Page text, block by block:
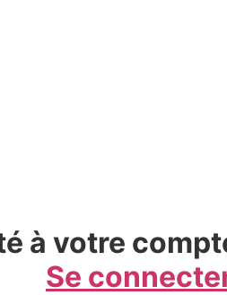
à votre
Se